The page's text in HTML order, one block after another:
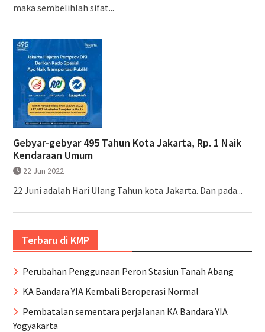
maka sembelihlah sifat...
Gebyar-gebyar 495 Tahun Kota Jakarta, Rp. 1 Naik
Kendaraan Umum
22 Jun 2022
22 Juni adalah Hari Ulang Tahun kota Jakarta. Dan pada...
Terbaru di KMP
Perubahan Penggunaan Peron Stasiun Tanah Abang
KA Bandara YIA Kembali Beroperasi Normal
Pembatalan sementara perjalanan KA Bandara YIA
Yogyakarta